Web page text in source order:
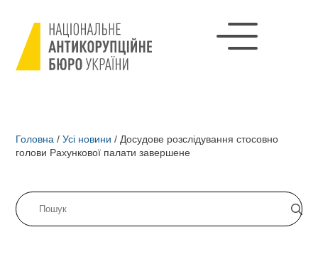
Головна / Усі новини / Досудове розслідування стосовно
голови Рахункової палати завершене